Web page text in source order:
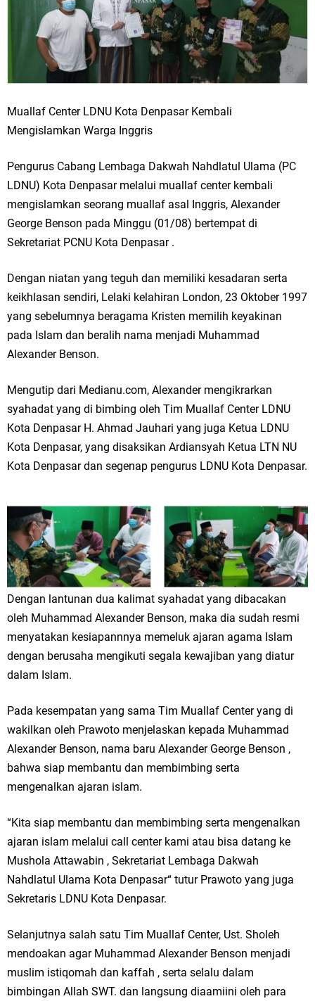
Muallaf Center LDNU Kota Denpasar Kembali
Mengislamkan Warga Inggris
Pengurus Cabang Lembaga Dakwah Nahdlatul Ulama (PC
LDNU) Kota Denpasar melalui muallaf center kembali
mengislamkan seorang muallaf asal Inggris, Alexander
George Benson pada Minggu (01/08) bertempat di
Sekretariat PCNU Kota Denpasar .
Dengan niatan yang teguh dan memiliki kesadaran serta
keikhlasan sendiri, Lelaki kelahiran London, 23 Oktober 1997
yang sebelumnya beragama Kristen memilih keyakinan
pada Islam dan beralih nama menjadi Muhammad
Alexander Benson.
Mengutip dari Medianu.com, Alexander mengikrarkan
syahadat yang di bimbing oleh Tim Muallaf Center LDNU
Kota Denpasar H. Ahmad Jauhari yang juga Ketua LDNU
Kota Denpasar, yang disaksikan Ardiansyah Ketua LTN NU
Kota Denpasar dan segenap pengurus LDNU Kota Denpasar.
Dengan lantunan dua kalimat syahadat yang dibacakan
oleh Muhammad Alexander Benson, maka dia sudah resmi
menyatakan kesiapannnya memeluk ajaran agama Islam
dengan berusaha mengikuti segala kewajiban yang diatur
dalam Islam.
Pada kesempatan yang sama Tim Muallaf Center yang di
wakilkan oleh Prawoto menjelaskan kepada Muhammad
Alexander Benson, nama baru Alexander George Benson ,
bahwa siap membantu dan membimbing serta
mengenalkan ajaran islam.
“Kita siap membantu dan membimbing serta mengenalkan
ajaran islam melalui call center kami atau bisa datang ke
Mushola Attawabin , Sekretariat Lembaga Dakwah
Nahdlatul Ulama Kota Denpasar“ tutur Prawoto yang juga
Sekretaris LDNU Kota Denpasar.
Selanjutnya salah satu Tim Muallaf Center, Ust. Sholeh
mendoakan agar Muhammad Alexander Benson menjadi
muslim istiqomah dan kaffah , serta selalu dalam
bimbingan Allah SWT. dan langsung diaamiini oleh para